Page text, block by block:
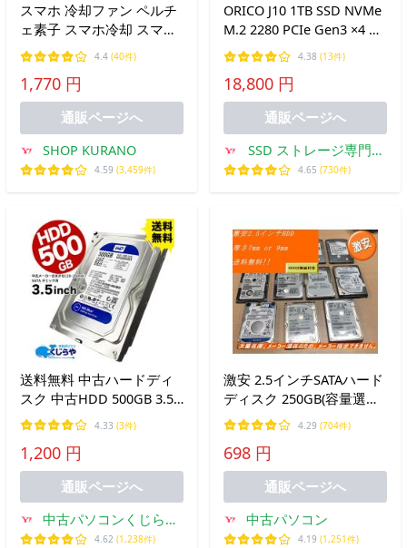
スマホ 冷却ファン ペルチ
ェ素子 スマホ冷却 スマー
トフォン 冷却 強力 クーラ
ー 磁気 クリップ式 マグネ
ット iphone Android スマ
ホクーラー 熱対策 小型 軽
4.4 (40件)
1,770 円
通販ページへ
SHOP KURANO
4.59 (3,459件)
ORICO J10 1TB SSD NVMe
M.2 2280 PCIe Gen3 ×4 内
蔵SSD PCIe3.0 3D NAND
Flash デスクトップパソコ
ン ノートPC ストレージ増
設 拡張 当店1年保証 並行
4.38 (13件)
18,800 円
通販ページへ
SSD ストレージ専門店
SUNEASTストア
4.65 (730件)
送料無料 中古ハードディ
スク 中古HDD 500GB 3.5
インチ 20mm 中古デスク
トップパソコン用 SATA ハ
ードディスク 【中古パソ
コンパーツ PCパーツ】
4.33 (3件)
1,200 円
通販ページへ
中古パソコンくじらや-
Yahoo!ショッピング店
4.62 (1,238件)
激安 2.5インチSATAハード
ディスク 250GB(容量選べ
ます) HDD 内蔵 美品 安心
保証付 5400rpm メーカー
混在 中古 送料無料
4.29 (704件)
698 円
通販ページへ
中古パソコン
4.19 (1,251件)